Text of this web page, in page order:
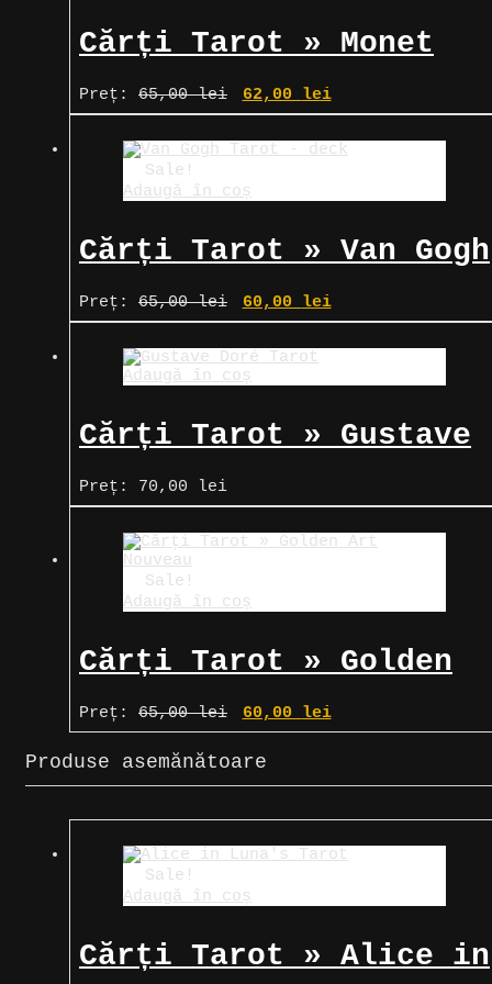
Cărți Tarot » Monet
Tarot
Preț: 65,00lei
Prețul
inițial
fost:
62,00 lei
curent
62,00 lei.
Sale!
Adaugă în coș
Cărți Tarot » Van Gogh
Tarot
Preț: 65,00lei
Prețul
inițial
fost:
65,00 lei.
60,00 lei
curent
Adaugă în coș
Cărți Tarot » Gustave
Doré Tarot
Preț: 70,00 lei
Sale!
Adaugă în coș
Cărți Tarot » Golden
Art Nouveau
Preț: 65,00lei
Prețul
inițial
fost:
65,00 lei.
60,00 lei
curent
Produse asemănătoare
Sale!
Adaugă în coș
Cărți Tarot » Alice in